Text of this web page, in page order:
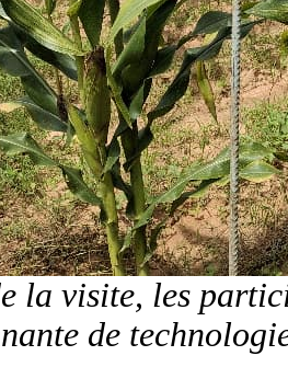
la visite, les
de